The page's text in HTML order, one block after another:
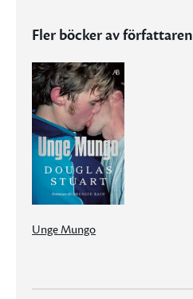
Fler böcker av författaren
Unge Mungo